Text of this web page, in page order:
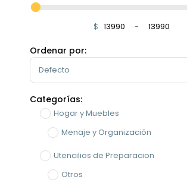
$ Minimum Price
-
Maximum Price
Ordenar por:
Sort Products
Categorías:
Hogar y Muebles
Menaje y Organización
Utencilios de Preparacion
Otros